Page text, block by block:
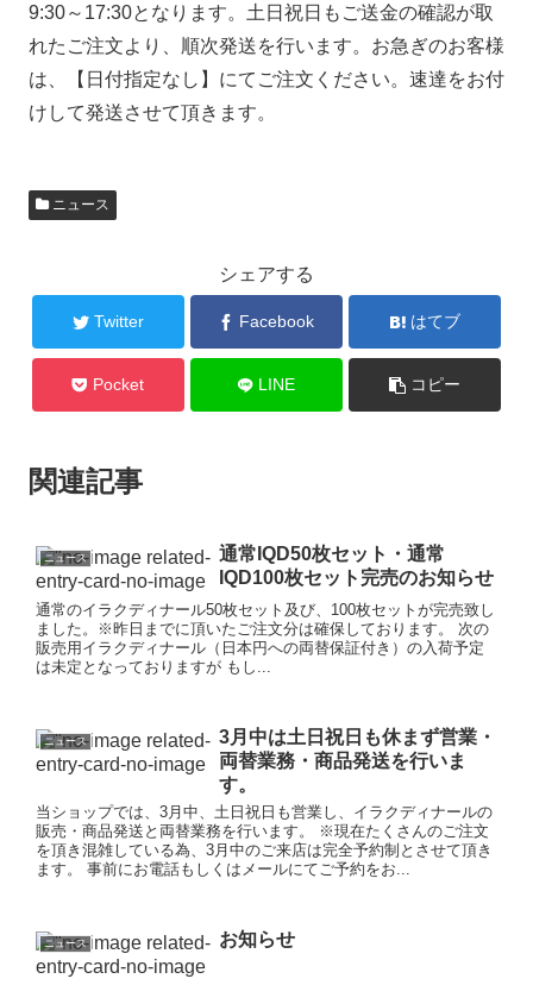
9:30～17:30となります。土日祝日もご送金の確認が取
れたご注文より、順次発送を行います。お急ぎのお客様
は、【日付指定なし】にてご注文ください。速達をお付
けして発送させて頂きます。
ニュース
シェアする
Twitter Facebook はてブ
Pocket LINE コピー
関連記事
ニュース
通常IQD50枚セット・通常
IQD100枚セット完売のお知らせ
通常のイラクディナール50枚セット及び、100枚セットが完売致し
ました。※昨日までに頂いたご注文分は確保しております。 次の
販売用イラクディナール（日本円への両替保証付き）の入荷予定
は未定となっておりますが もし...
ニュース
3月中は土日祝日も休まず営業・
両替業務・商品発送を行いま
す。
当ショップでは、3月中、土日祝日も営業し、イラクディナールの
販売・商品発送と両替業務を行います。 ※現在たくさんのご注文
を頂き混雑している為、3月中のご来店は完全予約制とさせて頂き
ます。 事前にお電話もしくはメールにてご予約をお...
ニュース お知らせ